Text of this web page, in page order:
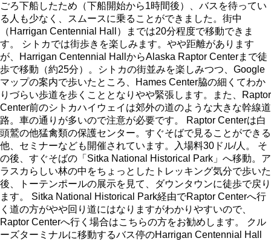
ごろ下船したため（下船開始から1時間後）、バスを待ってい
る人も少なく、スムースに乗ることができました。街中
（Harrigan Centennial Hall）までは20分程度で移動できま
す。 シトカでは街歩きを楽しみます。やや距離があります
が、Harrigan Centennial HallからAlaska Raptor Centerまで徒
歩で移動（約25分）。シトカの街並みを楽しみつつ、Google
マップの案内で歩いたところ、Hames Center脇の細くてわか
りづらい歩道を歩くこととなりやや緊張します。また、Raptor
Center前のシトカハイウェイは郊外の道のような大きな幹線道
路。車の通りが多いので注意が必要です。 Raptor Centerは白
頭鷲の他猛禽類の保護センター。すぐそばで見ることができる
他、セミナーなども開催されています。入場料30ドル/人。 そ
の後、すぐそばの「Sitka National Historical Park」へ移動。ア
ラスカらしい林の中をちょっとしたトレッキング気分で歩いた
後、トーテンポールの展示を見て、ダウンタウンに徒歩で戻り
ます。 Sitka National Historical Park経由でRaptor Centerへ行
く道の方がやや回り道にはなりますがわかりやすいので、
Raptor Centerへ行く場合はこちらの方をお勧めします。 クル
ーズターミナルに移動するバス停のHarrigan Centennial Hall